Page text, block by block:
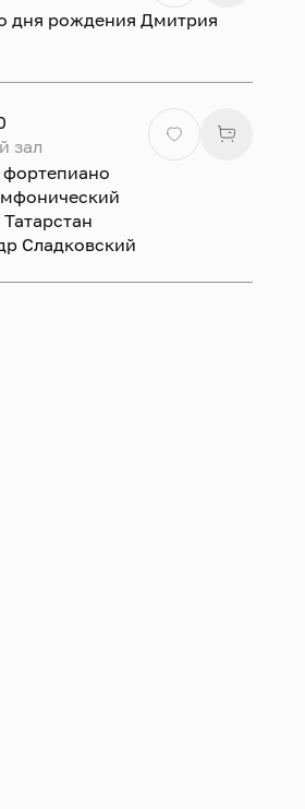
дня рождения Дмитрия
зал
Сладковский